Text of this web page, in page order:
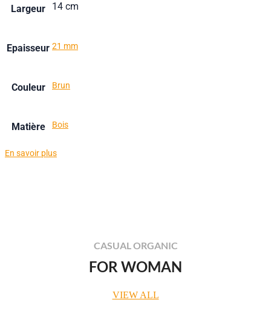
Largeur 14 cm
Epaisseur 21 mm
Couleur Brun
Matière Bois
En savoir plus
CASUAL ORGANIC
FOR WOMAN
VIEW ALL